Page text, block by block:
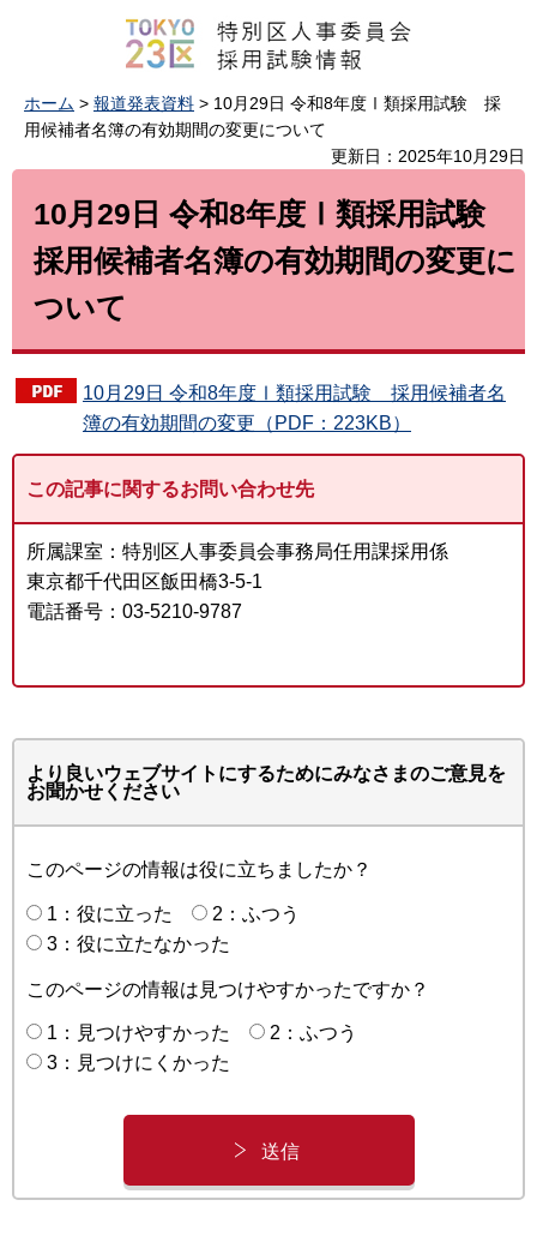
ホーム > 報道発表資料 > 10月29日 令和8年度Ⅰ類採用試験 採
用候補者名簿の有効期間の変更について
更新日：2025年10月29日
10月29日 令和8年度Ⅰ類採用試験
採用候補者名簿の有効期間の変更に
ついて
10月29日 令和8年度Ⅰ類採用試験 採用候補者名
簿の有効期間の変更（PDF：223KB）
この記事に関するお問い合わせ先
所属課室：特別区人事委員会事務局任用課採用係
東京都千代田区飯田橋3-5-1
電話番号：03-5210-9787
より良いウェブサイトにするためにみなさまのご意見を
お聞かせください
このページの情報は役に立ちましたか？
1：役に立った
2：ふつう
3：役に立たなかった
このページの情報は見つけやすかったですか？
1：見つけやすかった
2：ふつう
3：見つけにくかった